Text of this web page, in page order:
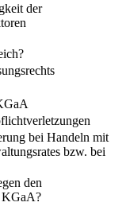
der
bei Handeln mit
bzw. bei
den
KGaA?